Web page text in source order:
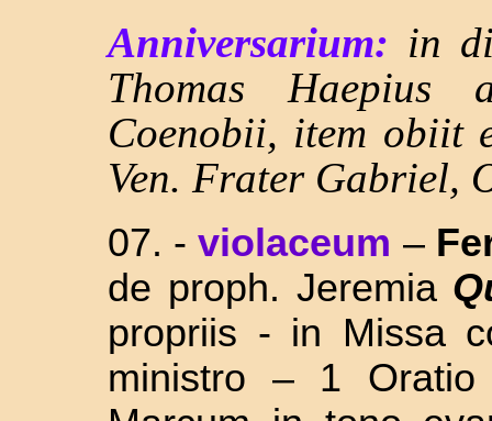
Anniversarium: in
Thomas
Coenobii, item obiit
Ven. Frater Gabriel,
07. -violaceum –
de proph. Jeremia
propriis - in Missa
ministro – 1